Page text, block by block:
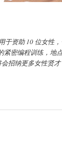
于资助 10 位女性
紧密编程训练，地
招纳更多女性贤